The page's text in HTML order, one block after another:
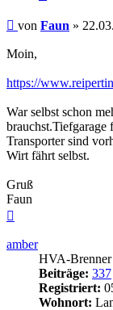
Beitrag
von Faun »
Moin,
https://
War selbst schon
Transporter sind
Wirt fährt selbst.
Gruß
Faun
amber
HVA-Brenner
Beiträge: 337
Registriert:
Wohnort: